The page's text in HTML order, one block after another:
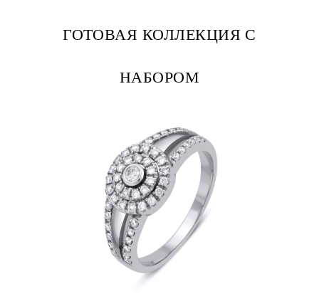
ГОТОВАЯ КОЛЛЕКЦИЯ С
НАБОРОМ